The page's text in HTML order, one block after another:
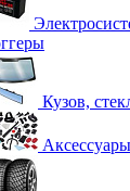
Кузов,